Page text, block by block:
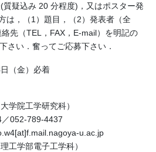
(質疑込み 20 分程度)，又はポスター発
は，（1）題目，（2）発表者（全
先（TEL，FAX，E-mail）を明記の
さい．奮ってご応募下さい．
（金）必着
院工学研究科）
052-789-4437
u.ac.jp
学部電子工学科）